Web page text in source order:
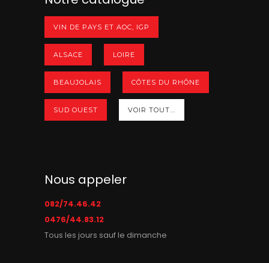
VIN DE PAYS ET AOC, IGP
ALSACE LOIRE
BEAUJOLAIS CÔTES DU RHÔNE
SUD OUEST VOIR TOUT...
Nous appeler
082/74.46.42
0476/44.83.12
Tous les jours sauf le dimanche